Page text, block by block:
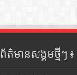
ព័ត៌មានសង្គមថ្មីៗ ៖